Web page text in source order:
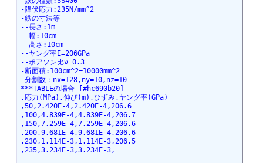
-降伏応力:235N/mm^2
-鉄の寸法等
--長さ:1m
--幅:10cm
--高さ:10cm
--ヤング率E=206GPa
--ポアソン比ν=0.3
-断面積:100cm^2=10000mm^2
-分割数：nx=128,ny=10,nz=10
***TABLEの場合 [#hc690b20]
,応力(MPa),伸び(m),ひずみ,ヤング率(GPa)
,50,2.420E-4,2.420E-4,206.6
,100,4.839E-4,4.839E-4,206.7
,150,7.259E-4,7.259E-4,206.6
,200,9.681E-4,9.681E-4,206.6
,230,1.114E-3,1.114E-3,206.5
,235,3.234E-3,3.234E-3,